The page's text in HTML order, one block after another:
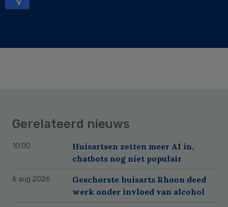
Gerelateerd nieuws
10:00
Huisartsen zetten meer AI in,
chatbots nog niet populair
6 aug 2026
Geschorste huisarts Rhoon deed
werk onder invloed van alcohol